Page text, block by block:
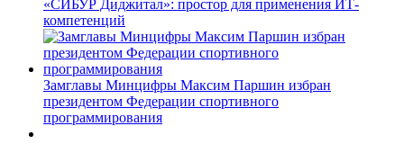
«СИБУР Диджитал»: простор для применения ИТ-
компетенций
Замглавы Минцифры Максим Паршин избран
президентом Федерации спортивного
программирования